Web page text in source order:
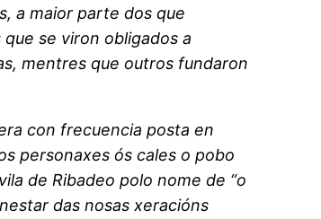
a maior parte dos que
se viron obligados a
mentres que outros fundaron
con frecuencia posta en
personaxes ós cales o pobo
de Ribadeo polo nome de “o
das nosas xeracións